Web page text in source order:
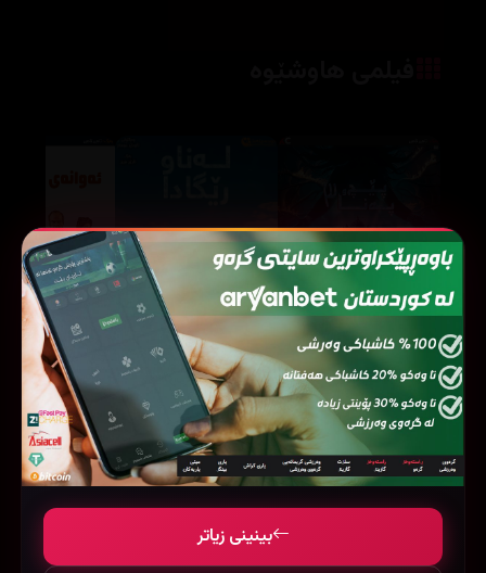
Bhool Bhulaiyaa 3 (2024)
202420
The Road Within (2014)
37811
87563
بینینی زیاتر